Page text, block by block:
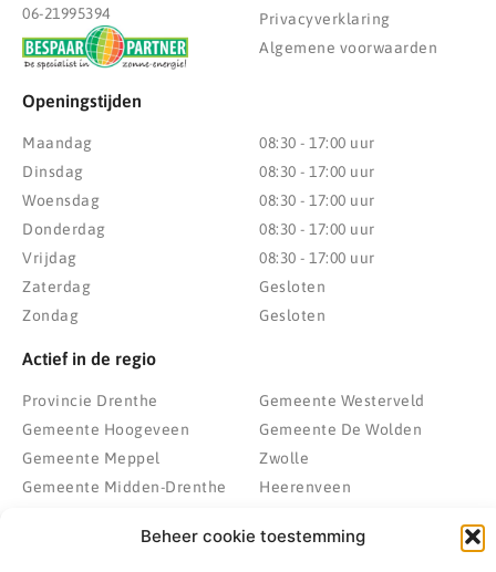
Beheer cookie toestemming
06-21995394
Privacyverklaring
Algemene voorwaarden
Openingstijden
Maandag
Dinsdag
Woensdag
Donderdag
Vrijdag
Zaterdag
Zondag
08:30 - 17:00 uur
08:30 - 17:00 uur
08:30 - 17:00 uur
08:30 - 17:00 uur
08:30 - 17:00 uur
Gesloten
Gesloten
Actief in de regio
Provincie Drenthe
Gemeente Hoogeveen
Gemeente Meppel
Gemeente Midden-Drenthe
Gemeente Noordoostpolder
Gemeente Westerveld
Gemeente De Wolden
Zwolle
Heerenveen
Emmeloord